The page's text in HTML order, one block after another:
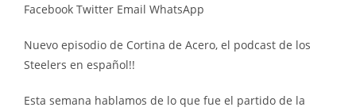
Facebook Twitter Email WhatsApp
Nuevo episodio de Cortina de Acero, el podcast de los
Steelers en español!!
Esta semana hablamos de lo que fue el partido de la